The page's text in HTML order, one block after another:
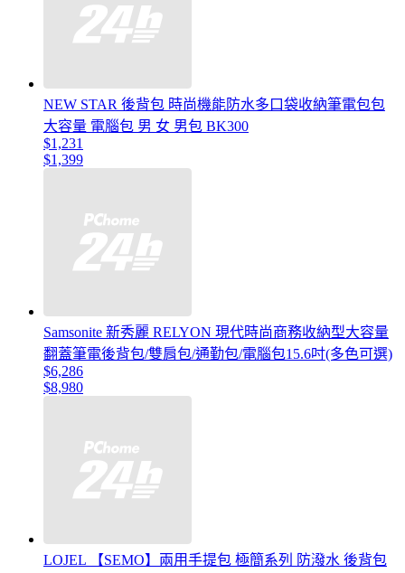
NEW STAR 後背包 時尚機能防水多口袋收納筆電包包
大容量 電腦包 男 女 男包 BK300
$1,231
$1,399
Samsonite 新秀麗 RELYON 現代時尚商務收納型大容量
翻蓋筆電後背包/雙肩包/通勤包/電腦包15.6吋(多色可選)
$6,286
$8,980
LOJEL 【SEMO】兩用手提包 極簡系列 防潑水 後背包